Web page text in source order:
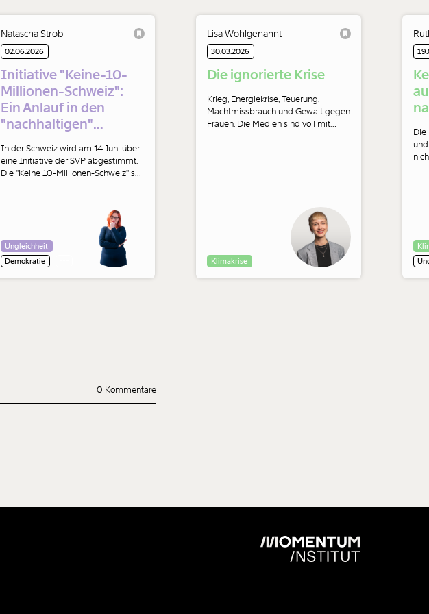
Natascha Strobl
02.06.2026
Initiative "Keine-10-
Millionen-Schweiz":
Ein Anlauf in den
"nachhaltigen"
In der Schweiz wird am 14. Juni über
eine Initiative der SVP abgestimmt.
Die "Keine 10-Millionen-Schweiz" soll
Rechtsextremismus miteinander zu
verbinden. Natascha Strobl
analysiert.
Ungleichheit
Demokratie
Lisa Wohlgenannt
30.03.2026
Die ignorierte Krise
Krieg, Energiekrise, Teuerung,
Machtmissbrauch und Gewalt gegen
Frauen. Die Medien sind voll mit
Klimakrise
Die
0 Kommentare